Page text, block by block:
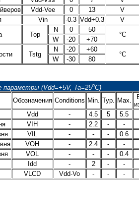
Vdd-Vee 0 13
V
Vin -0.3 Vdd+0.3
V
Top
N 0 50
°C
W -20
+70
Tstg
N -20 +60
°C
W -30 80
параметры (Vdd=+5V, Ta=25oC)
Обозначения Conditions Min. Typ. Max.
Vdd - 4.5 5 5.5
VIH - 2.2 - -
VIL - - - 0.6
VOH - 2.4 - -
VOL - - - 0.4
Idd - 2 - -
VLCD Vdd-Vo - - -